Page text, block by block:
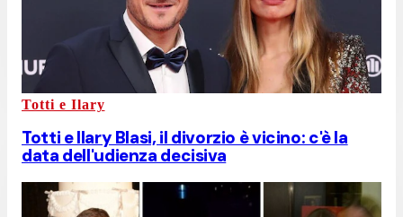
Totti e Ilary
Totti e Ilary Blasi, il divorzio è vicino: c'è la
data dell'udienza decisiva